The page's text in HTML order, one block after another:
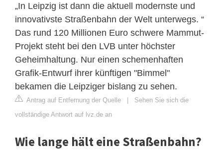
„In Leipzig ist dann die aktuell modernste und
innovativste Straßenbahn der Welt unterwegs. “
Das rund 120 Millionen Euro schwere Mammut-
Projekt steht bei den LVB unter höchster
Geheimhaltung. Nur einen schemenhaften
Grafik-Entwurf ihrer künftigen "Bimmel"
bekamen die Leipziger bislang zu sehen.
Antrag auf Entfernung der Quelle | Sehen Sie sich die
vollständige Antwort auf lvz.de an
Wie lange hält eine Straßenbahn?